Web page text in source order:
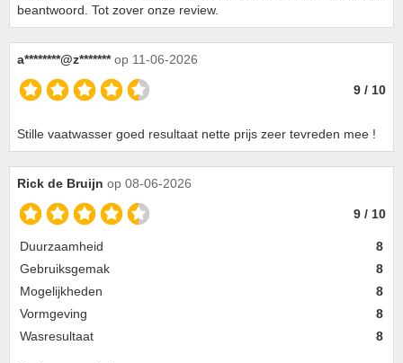
beantwoord. Tot zover onze review.
a********@z******* op 11-06-2026
9 / 10
Stille vaatwasser goed resultaat nette prijs zeer tevreden mee !
Rick de Bruijn op 08-06-2026
9 / 10
Duurzaamheid
8
Gebruiksgemak
8
Mogelijkheden
8
Vormgeving
8
Wasresultaat
8